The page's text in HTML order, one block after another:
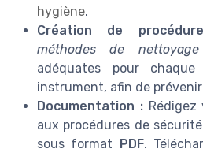
hygiène.
Création de
méthodes de
adéquates pour chaque
instrument, afin de
Documentation :Rédigez
aux procédures de
sous format PDF.